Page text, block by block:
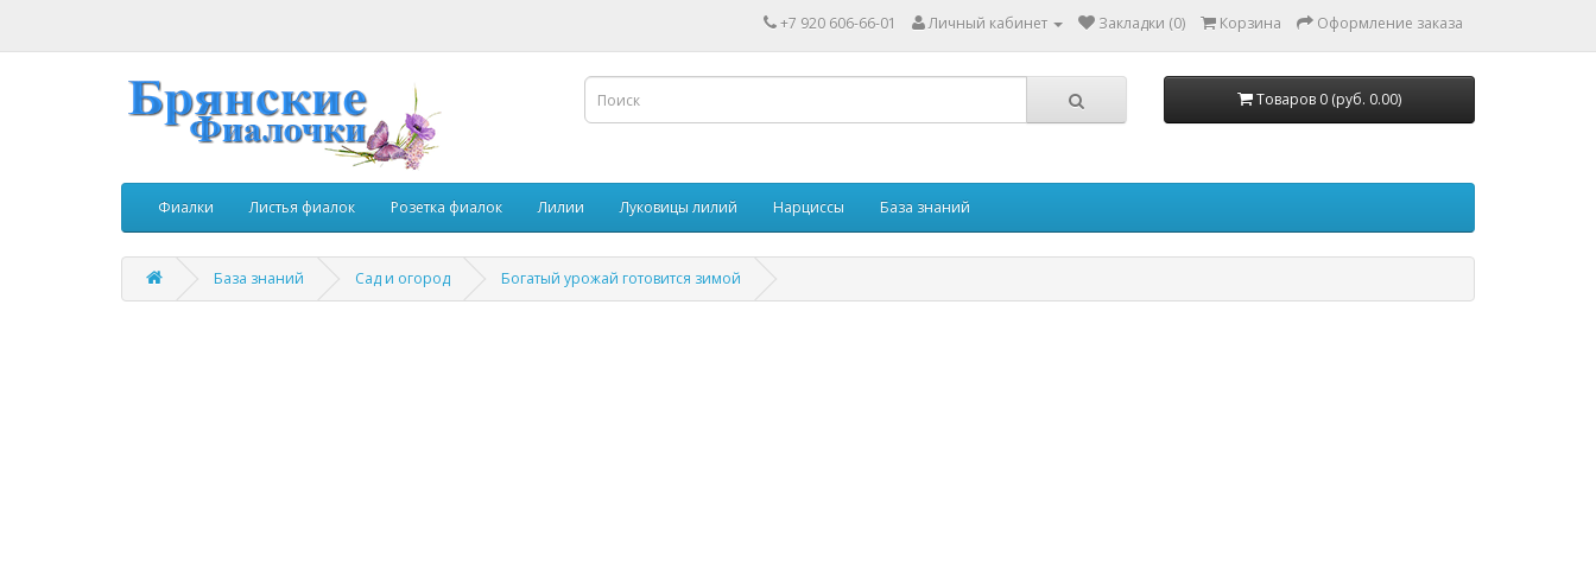
+7 920 606-66-01 Личный кабинет Закладки (0) Корзина Оформление заказа
Товаров 0 (руб. 0.00)
Фиалки Листья фиалок Розетка фиалок Лилии Луковицы лилий Нарциссы База знаний
База знаний Сад и огород Богатый урожай готовится зимой